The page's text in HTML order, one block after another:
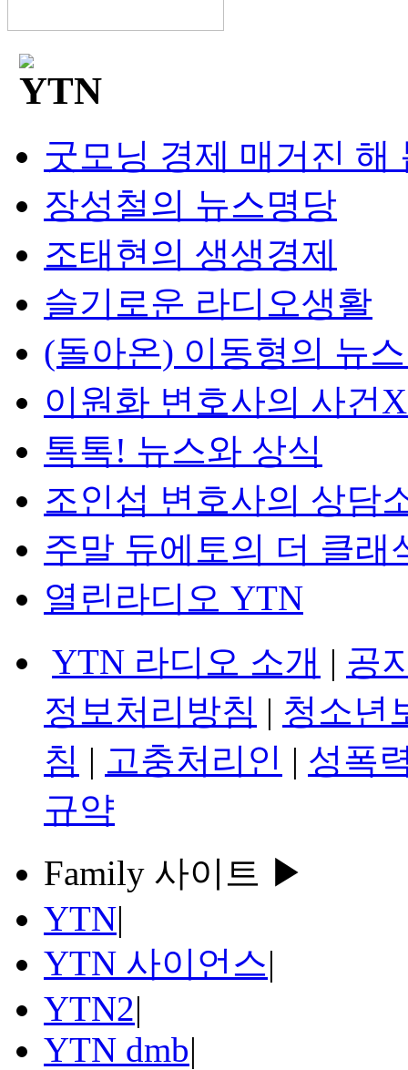
굿모닝 경제 매거진 해
장성철의 뉴스명당
조태현의 생생경제
슬기로운 라디오생활
(돌아온) 이동형의 뉴
이원화 변호사의 사건
톡톡! 뉴스와 상식
조인섭 변호사의 상담
주말 듀에토의 더 클래
열린라디오 YTN
YTN 라디오 소개 | 공
정보처리방침 | 청소년
침 | 고충처리인 | 성폭
규약
Family 사이트 ▶
YTN|
YTN 사이언스|
YTN2|
YTN dmb|